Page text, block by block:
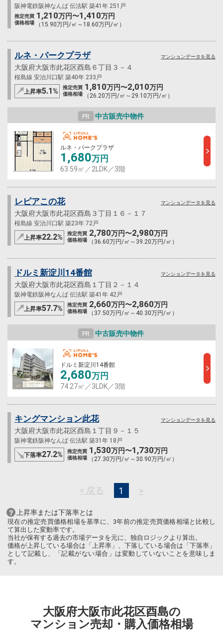
阪神電鉄阪神なんば 伝法駅 築41年 251戸
推定売買
価格相場
1,210万円〜1,410万円
（15.90万円/㎡～18.60万円/㎡）
ルネ・パークプラザ
大阪府大阪市此花区酉島６丁目３－４
桜島線 安治川口駅 築40年 233戸
上昇率5.1%
推定売買
価格相場
1,810万円〜2,010万円
（26.20万円/㎡～29.10万円/㎡）
マンションデータを見る
PR 中古販売中物件
ルネ・パークプラザ
1,680万円
63.59㎡／2LDK／3階
レピアこの花
大阪府大阪市此花区酉島３丁目１６－１７
桜島線 安治川口駅 築23年 72戸
上昇率22.2%
推定売買
価格相場
2,780万円〜2,980万円
（36.60万円/㎡～39.20万円/㎡）
マンションデータを見る
ドルミ新淀川14番館
大阪府大阪市此花区酉島１丁目２－１４
阪神電鉄阪神なんば 伝法駅 築41年 42戸
上昇率57.7%
推定売買
価格相場
2,660万円〜2,860万円
（37.50万円/㎡～40.30万円/㎡）
マンションデータを見る
PR 中古販売中物件
ドルミ新淀川14番館
2,680万円
74.27㎡／3LDK／3階
キングマンション此花
大阪府大阪市此花区酉島１丁目９－１５
阪神電鉄阪神なんば 伝法駅 築31年 18戸
下落率27.2%
推定売買
価格相場
1,530万円〜1,730万円
（27.30万円/㎡～30.90万円/㎡）
マンションデータを見る
< 戻る 1 >
上昇率または下落率とは
現在の推定売買価格相場を基準に、3年前の推定売買価格相場と比較し
て算出した変動率です。
当社が保有する過去の市場データを元に、独自ロジックより算出。
価格が上昇している場合は「上昇率」、下落している場合は「下落率」
として記載し、「記載がない場合」は変動していないことを意味しま
す。
大阪府大阪市此花区酉島の
マンション売却・購入価格相場